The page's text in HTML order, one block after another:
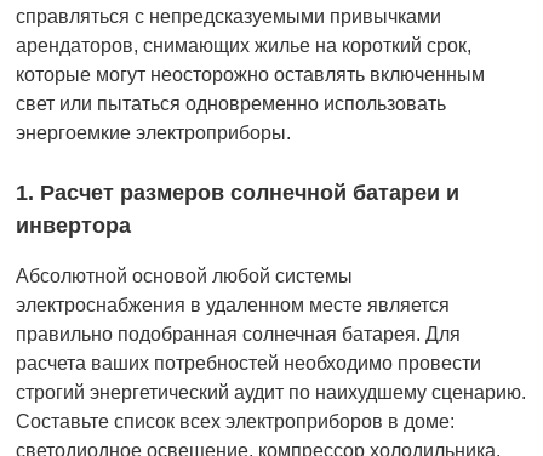
справляться с непредсказуемыми привычками
арендаторов, снимающих жилье на короткий срок,
которые могут неосторожно оставлять включенным
свет или пытаться одновременно использовать
энергоемкие электроприборы.
1. Расчет размеров солнечной батареи и
инвертора
Абсолютной основой любой системы
электроснабжения в удаленном месте является
правильно подобранная солнечная батарея. Для
расчета ваших потребностей необходимо провести
строгий энергетический аудит по наихудшему сценарию.
Составьте список всех электроприборов в доме:
светодиодное освещение, компрессор холодильника,